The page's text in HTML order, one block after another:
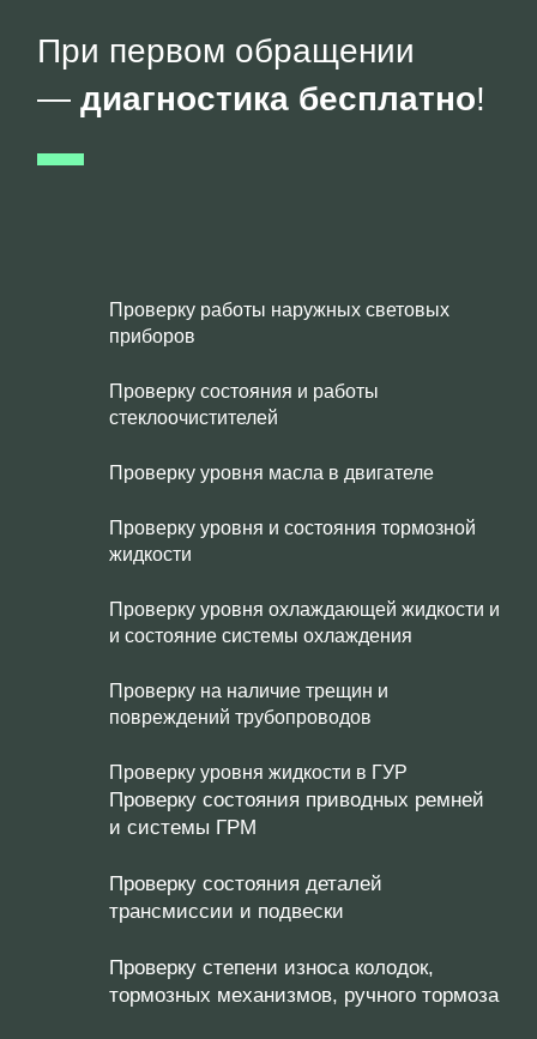
При первом обращении
— диагностика бесплатно!
Проверку работы наружных световых
приборов
Проверку состояния и работы
стеклоочистителей
Проверку уровня масла в двигателе
Проверку уровня и состояния тормозной
жидкости
Проверку уровня охлаждающей жидкости и
и состояние системы охлаждения
Проверку на наличие трещин и
повреждений трубопроводов
Проверку уровня жидкости в ГУР
Проверку состояния приводных ремней
и системы ГРМ
Проверку состояния деталей
трансмиссии и подвески
Проверку степени износа колодок,
тормозных механизмов, ручного тормоза